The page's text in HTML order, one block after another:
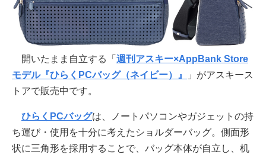
開いたまま自立する「 週刊アスキー×AppBank Store
モデル『ひらくPCバッグ（ネイビー）』
」がアスキース
トアで販売中です。
ひらくPCバッグは、ノートパソコンやガジェットの持
ち運び・使用を十分に考えたショルダーバッグ。側面形
状に三角形を採用することで、バッグ本体が自立し、机